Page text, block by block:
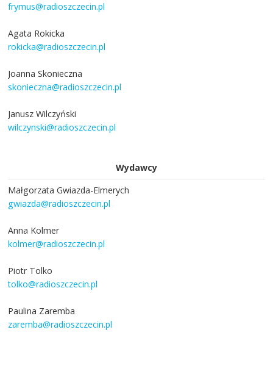
frymus@radioszczecin.pl
Agata Rokicka
rokicka@radioszczecin.pl
Joanna Skonieczna
skonieczna@radioszczecin.pl
Janusz Wilczyński
wilczynski@radioszczecin.pl
Wydawcy
Małgorzata Gwiazda-Elmerych
gwiazda@radioszczecin.pl
Anna Kolmer
kolmer@radioszczecin.pl
Piotr Tolko
tolko@radioszczecin.pl
Paulina Zaremba
zaremba@radioszczecin.pl